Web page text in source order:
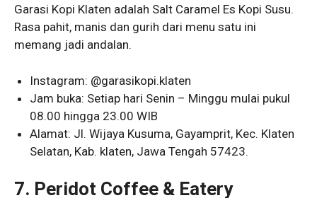
Garasi Kopi Klaten adalah Salt Caramel Es Kopi Susu.
Rasa pahit, manis dan gurih dari menu satu ini
memang jadi andalan.
Instagram: @garasikopi.klaten
Jam buka: Setiap hari Senin – Minggu mulai pukul
08.00 hingga 23.00 WIB
Alamat: Jl. Wijaya Kusuma, Gayamprit, Kec. Klaten
Selatan, Kab. klaten, Jawa Tengah 57423.
7. Peridot Coffee & Eatery